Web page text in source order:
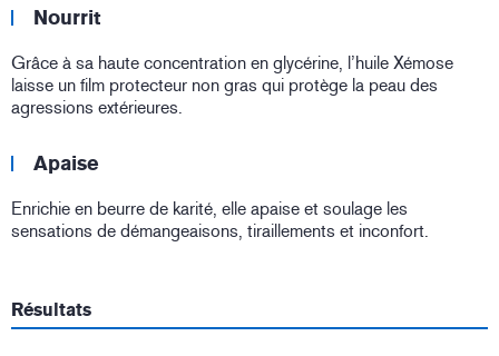
Nourrit
Grâce à sa haute concentration en glycérine, l’huile Xémose
laisse un film protecteur non gras qui protège la peau des
agressions extérieures.
Apaise
Enrichie en beurre de karité, elle apaise et soulage les
sensations de démangeaisons, tiraillements et inconfort.
Résultats